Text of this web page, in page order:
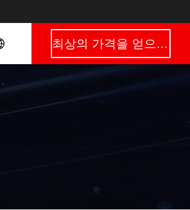
최상의 가격을 얻으세요